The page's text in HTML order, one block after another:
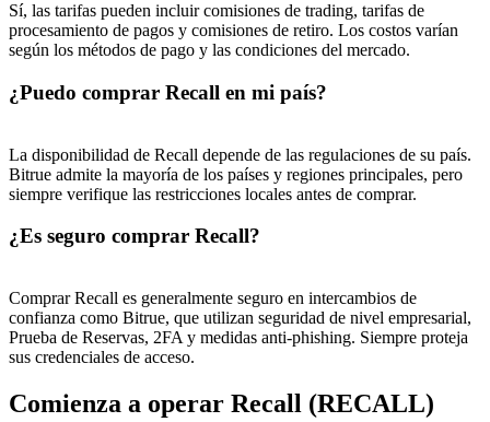
Sí, las tarifas pueden incluir comisiones de trading, tarifas de
procesamiento de pagos y comisiones de retiro. Los costos varían
según los métodos de pago y las condiciones del mercado.
¿Puedo comprar Recall en mi país?
La disponibilidad de Recall depende de las regulaciones de su país.
Bitrue admite la mayoría de los países y regiones principales, pero
siempre verifique las restricciones locales antes de comprar.
¿Es seguro comprar Recall?
Comprar Recall es generalmente seguro en intercambios de
confianza como Bitrue, que utilizan seguridad de nivel empresarial,
Prueba de Reservas, 2FA y medidas anti-phishing. Siempre proteja
sus credenciales de acceso.
Comienza a operar Recall (RECALL)